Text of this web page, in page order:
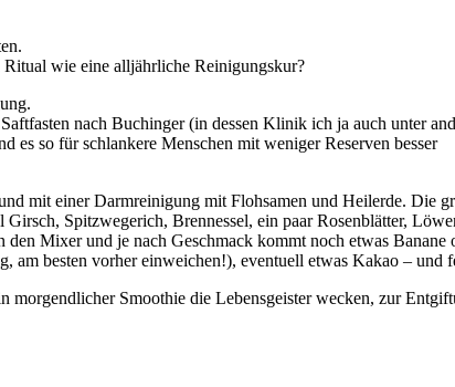
wie eine alljährliche Reinigungskur?
nach Buchinger (in dessen Klinik ich ja auch unter
es so für schlankere Menschen mit weniger Reserven besser
mit einer Darmreinigung mit Flohsamen und Heilerde. Die
Spitzwegerich, Brennessel, ein paar Rosenblätter,
Mixer und je nach Geschmack kommt noch etwas Banane
am besten vorher einweichen!), eventuell etwas Kakao – und
morgendlicher Smoothie die Lebensgeister wecken, zur